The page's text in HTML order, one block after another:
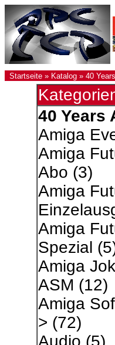
Startseite » Katalog » 40
40 Years
Amiga
Amiga
Abo (3)
Amiga
Amiga
Spezial
Amiga
ASM (12)
Amiga
> (72)
Audio (5)